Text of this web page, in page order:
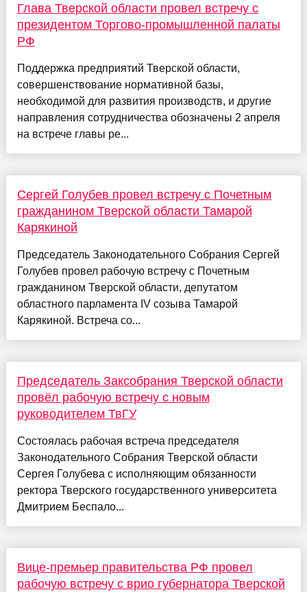
Глава Тверской области провел встречу с
президентом Торгово-промышленной палаты
РФ
Поддержка предприятий Тверской области,
совершенствование нормативной базы,
необходимой для развития производств, и другие
направления сотрудничества обозначены 2 апреля
на встрече главы ре...
Сергей Голубев провел встречу с Почетным
гражданином Тверской области Тамарой
Карякиной
Председатель Законодательного Собрания Сергей
Голубев провел рабочую встречу с Почетным
гражданином Тверской области, депутатом
областного парламента IV созыва Тамарой
Карякиной. Встреча со...
Председатель Заксобрания Тверской области
провёл рабочую встречу с новым
руководителем ТвГУ
Состоялась рабочая встреча председателя
Законодательного Собрания Тверской области
Сергея Голубева с исполняющим обязанности
ректора Тверского государственного университета
Дмитрием Беспало...
Вице-премьер правительства РФ провел
рабочую встречу с врио губернатора Тверской